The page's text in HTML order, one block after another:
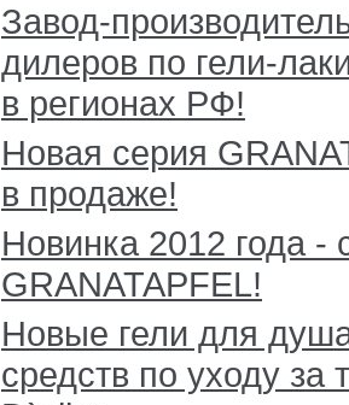
Завод-
дилеров по гели-
в регионах РФ!
Новая серия
в продаже!
Новинка 2012 года -
GRANATAPFEL!
Новые гели для
средств по уходу за